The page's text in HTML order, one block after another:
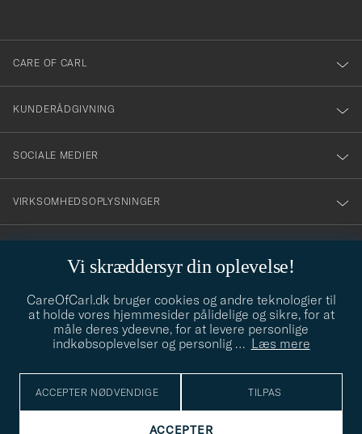
Vi skræddersyr din oplevelse!
CareOfCarl.dk bruger cookies og andre teknologier til
at holde vores hjemmesider pålidelige og sikre, for at
måle deres ydeevne, for at levere personlige
indkøbsoplevelser og personlig … Læs mere
ACCEPTER NØDVENDIGE TILPAS
ACCEPTER
dig
till
vårt
nyhetsbrev!
CARE OF CARL
KUNDERÅDGIVNING
SOCIALE MEDIER
VIRKSOMHEDSOPLYSNINGER
info@careofcarl.dk
Behøver du hjælp til at finde din stil? Lad os hjælpe dig, vi hjælper
gerne til!
STILRÅD